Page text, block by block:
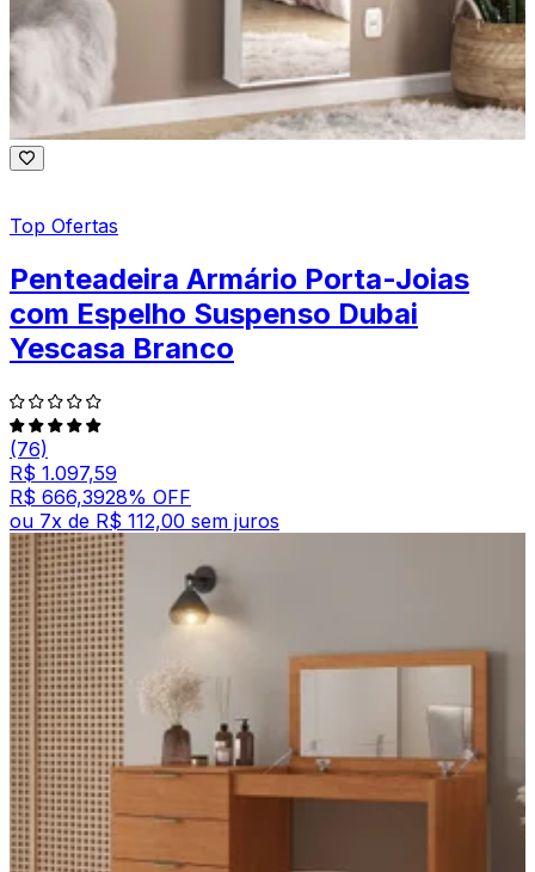
Top Ofertas
Penteadeira Armário Porta-Joias
com Espelho Suspenso Dubai
Yescasa Branco
(76)
R$ 1.097,59
R$ 666,3928% OFF
ou 7x de R$ 112,00 sem juros